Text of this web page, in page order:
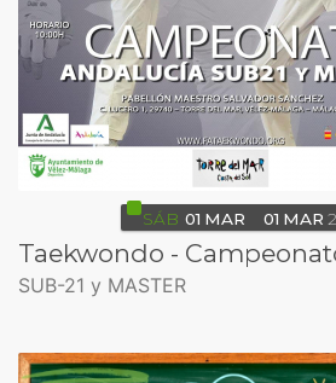
SÁB 01 MAR 01 MAR
Taekwondo -
SUB-21 y MASTER